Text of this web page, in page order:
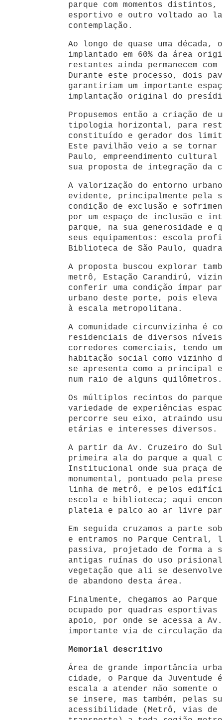
parque com momentos distintos,
esportivo e outro voltado ao
contemplação.
Ao longo de quase uma década,
implantado em 60% da área
restantes ainda permanecem
Durante este processo, dois
garantiriam um importante
implantação original do
Propusemos então a criação de
tipologia horizontal, para
constituído e gerador dos
Este pavilhão veio a se tornar
Paulo, empreendimento cultural
sua proposta de integração da
A valorização do entorno
evidente, principalmente pela
condição de exclusão e
por um espaço de inclusão e
parque, na sua generosidade e
seus equipamentos: escola
Biblioteca de São Paulo,
A proposta buscou explorar
metrô, Estação Carandirú,
conferir uma condição ímpar
urbano deste porte, pois eleva
à escala metropolitana.
A comunidade circunvizinha é
residenciais de diversos
corredores comerciais, tendo
habitação social como vizinho
se apresenta como a principal
num raio de alguns quilômetros.
Os múltiplos recintos do parque
variedade de experiências
percorre seu eixo, atraindo
etárias e interesses diversos.
A partir da Av. Cruzeiro do
primeira ala do parque a qual
Institucional onde sua praça de
monumental, pontuado pela
linha de metrô, e pelos
escola e biblioteca; aqui
plateia e palco ao ar livre
Em seguida cruzamos a parte
e entramos no Parque Central,
passiva, projetado de forma a
antigas ruínas do uso prisional
vegetação que ali se
de abandono desta área.
Finalmente, chegamos ao
ocupado por quadras esportivas
apoio, por onde se acessa a
importante via de circulação
Memorial descritivo
Área de grande importância
cidade, o Parque da Juventude é
escala a atender não somente o
se insere, mas também, pelas
acessibilidade (Metrô, vias de